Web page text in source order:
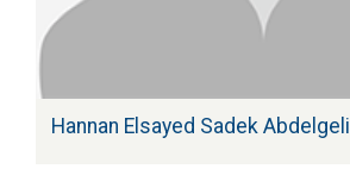
Hannan Elsayed Sadek Abdelgelil